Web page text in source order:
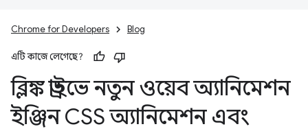
Chrome for Developers Blog
এটি কাজে লেগেছে?
ব্লিঙ্ক ড্রাইভে নতুন ওয়েব অ্যানিমেশন
ইঞ্জিন CSS অ্যানিমেশন এবং